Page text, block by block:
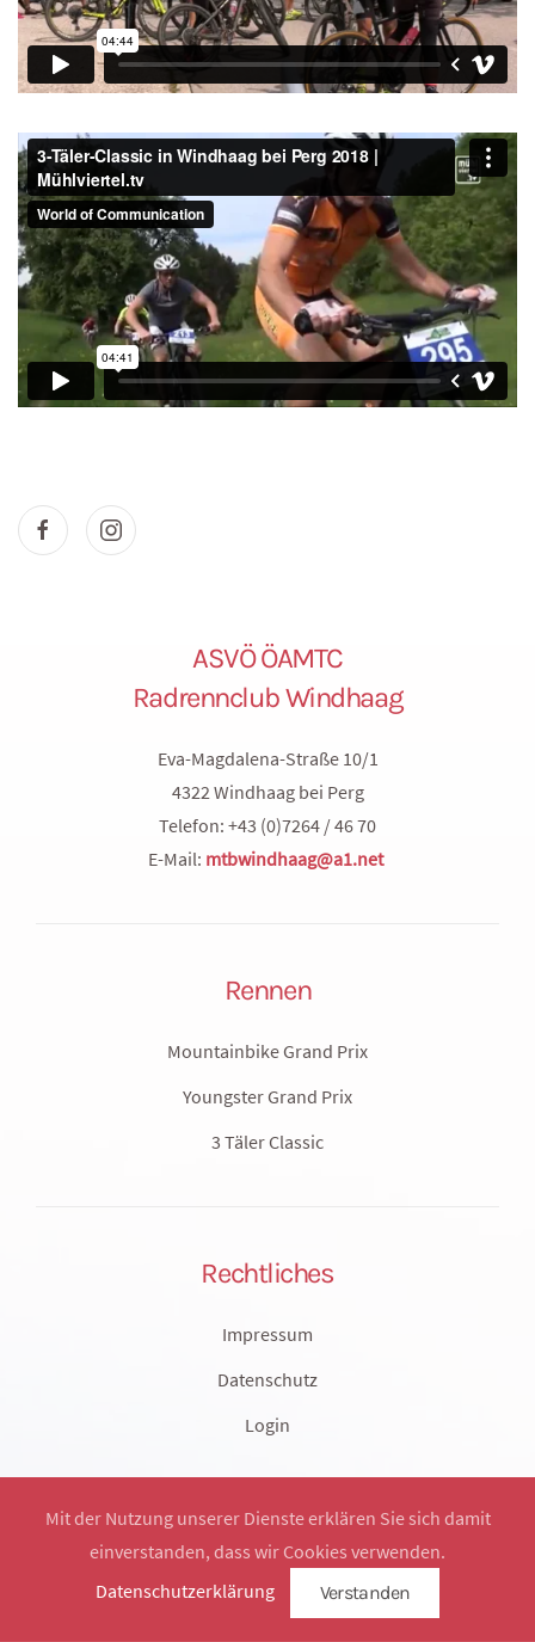
ASVÖ ÖAMTC
Radrennclub Windhaag
Eva-Magdalena-Straße 10/1
4322 Windhaag bei Perg
Telefon: +43 (0)7264 / 46 70
E-Mail: mtbwindhaag@a1.net
Rennen
Mountainbike Grand Prix
Youngster Grand Prix
3 Täler Classic
Rechtliches
Impressum
Datenschutz
Login
Mit der Nutzung unserer Dienste erklären Sie sich damit
einverstanden, dass wir Cookies verwenden.
Datenschutzerklärung
Verstanden